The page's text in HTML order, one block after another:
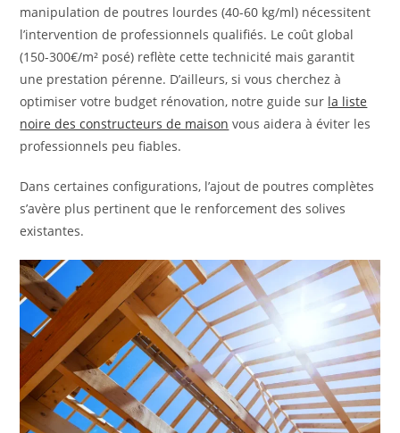
manipulation de poutres lourdes (40-60 kg/ml) nécessitent
l’intervention de professionnels qualifiés. Le coût global
(150-300€/m² posé) reflète cette technicité mais garantit
une prestation pérenne. D’ailleurs, si vous cherchez à
optimiser votre budget rénovation, notre guide sur la liste
noire des constructeurs de maison vous aidera à éviter les
professionnels peu fiables.
Dans certaines configurations, l’ajout de poutres complètes
s’avère plus pertinent que le renforcement des solives
existantes.